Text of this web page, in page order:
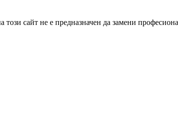
сайт не е предназначен да замени